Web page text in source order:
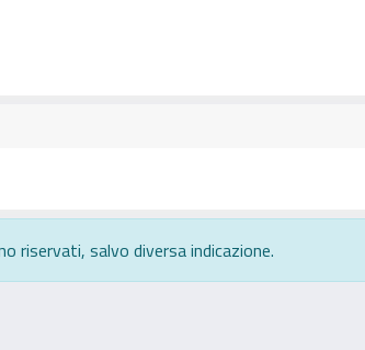
riservati, salvo diversa indicazione.